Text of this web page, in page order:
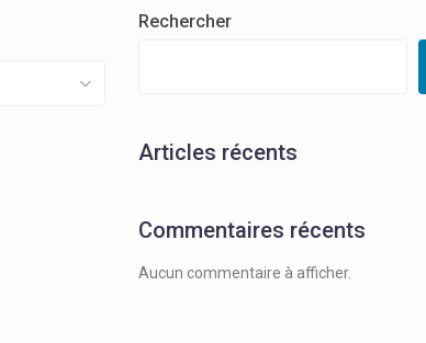
Rechercher
Articles récents
Commentaires récents
Aucun commentaire à afficher.